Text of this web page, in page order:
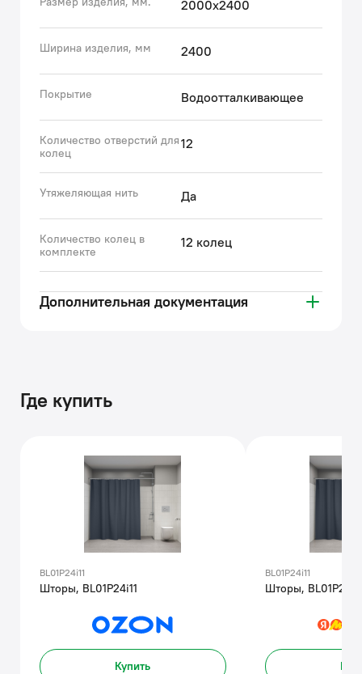
температуре.
Гарантия на текстильные аксессуары IDDIS® – 1 год.
2000x2400
Ширина изделия, мм 2400
Покрытие Водоотталкивающее
Количество отверстий для
колец
12
Утяжеляющая нить Да
Количество колец в
комплекте
12 колец
Дополнительная документация
Где купить
BL01P24i11
Шторы, BL01P24i11
Купить
BL01P24i11
Шторы, BL01P24i11